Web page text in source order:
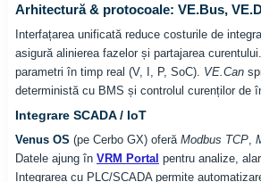
Arhitectură & protocoale: VE.Bus,
Interfațarea unificată reduce costurile de
asigură alinierea fazelor și partajarea curentului.
parametri în timp real (V, I, P, SoC). VE.Can
deterministă cu BMS și controlul curenților de
Integrare SCADA / IoT
Venus OS (pe Cerbo GX) oferă Modbus TCP
Datele ajung în VRM Portal pentru analize,
Integrarea cu PLC/SCADA permite